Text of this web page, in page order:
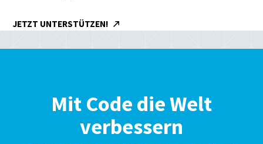
JETZT UNTERSTÜTZEN!
Mit Code die Welt
verbessern